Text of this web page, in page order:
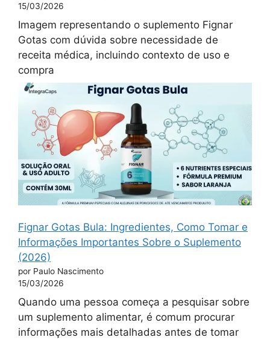
15/03/2026
Imagem representando o suplemento Fignar
Gotas com dúvida sobre necessidade de
receita médica, incluindo contexto de uso e
compra
Fignar Gotas Bula: Ingredientes, Como Tomar e
Informações Importantes Sobre o Suplemento
(2026)
por Paulo Nascimento
15/03/2026
Quando uma pessoa começa a pesquisar sobre
um suplemento alimentar, é comum procurar
informações mais detalhadas antes de tomar